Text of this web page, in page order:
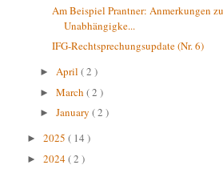
Am Beispiel Prantner: Anmerkungen
Unabhängigke...
IFG-Rechtsprechungsupdate (Nr. 6)
► April ( 2 )
► March ( 2 )
► January ( 2 )
► 2025 ( 14 )
► 2024( 2 )